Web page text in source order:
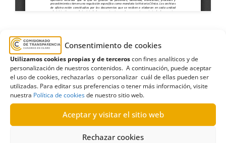
Consentimiento de cookies
Utilizamos cookies propias y de terceroscon fines analíticos y de
personalización de nuestros contenidos. A continuación, puede aceptar
el uso de cookies, rechazarlas o personalizar cuál de ellas pueden ser
utilizadas. Para editar sus preferencias o tener más información, visite
nuestra Política de cookiesde nuestro sitio web.
Aceptar y visitar el sitio web
Rechazar cookies
archivos,
Universitario Insular Materno Infantil,
Desestimatoria,enfermería, ISO,oficinas ,
Prevención de Riesgos Laborales ,SCS